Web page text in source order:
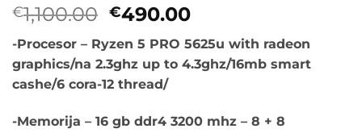
€1,100.00 Originalna
cena
je
bila:
€1,100.00.
€490.00Trenutna
cena
je:
€490.00.
-Procesor – Ryzen 5 PRO 5625u with radeon
graphics/na 2.3ghz up to 4.3ghz/16mb smart
cashe/6 cora-12 thread/
-Memorija – 16 gb ddr4 3200 mhz – 8 + 8